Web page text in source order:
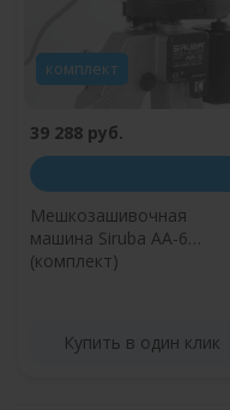
комплект
39 288 руб.
Мешкозашивочная
машина Siruba AA-6
(комплект)
Купить в один клик